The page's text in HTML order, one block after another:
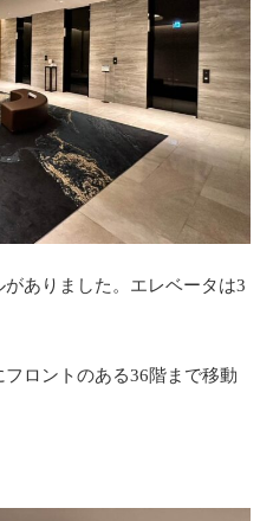
ありました。エレベータは3
ロントのある36階まで移動